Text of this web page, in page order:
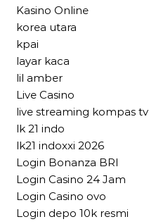
Kasino Online
korea utara
kpai
layar kaca
lil amber
Live Casino
live streaming kompas tv
lk 21 indo
lk21 indoxxi 2026
Login Bonanza BRI
Login Casino 24 Jam
Login Casino ovo
Login depo 10k resmi